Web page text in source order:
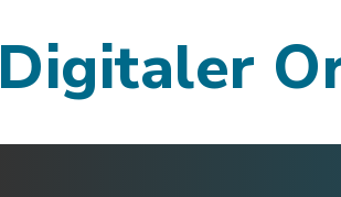
Digitaler